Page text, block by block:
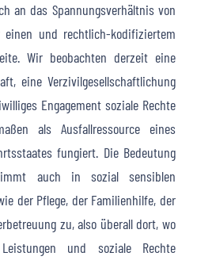
an das Spannungsverhältnis von
und rechtlich-kodifiziertem
Wir beobachten derzeit eine
eine Verzivilgesellschaftlichung
Engagement soziale Rechte
als Ausfallressource eines
fungiert. Die Bedeutung
auch in sozial sensiblen
der Pflege, der Familienhilfe, der
zu, also überall dort, wo
und soziale Rechte